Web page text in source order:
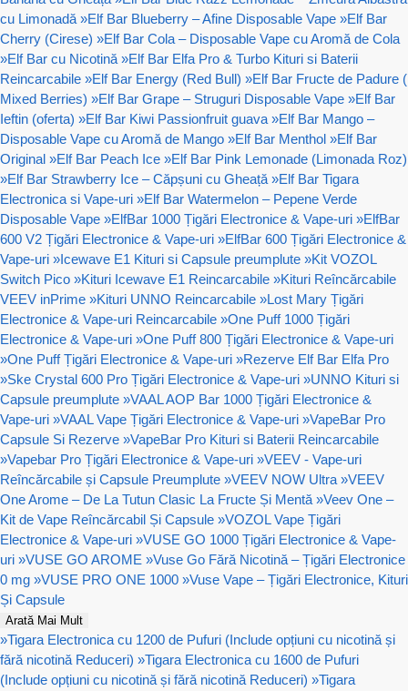
cu Limonadă »Elf Bar Blueberry – Afine Disposable Vape »Elf Bar
Cherry (Cirese) »Elf Bar Cola – Disposable Vape cu Aromă de Cola
»Elf Bar cu Nicotină »Elf Bar Elfa Pro & Turbo Kituri si Baterii
Reincarcabile »Elf Bar Energy (Red Bull) »Elf Bar Fructe de Padure (
Mixed Berries) »Elf Bar Grape – Struguri Disposable Vape »Elf Bar
Ieftin (oferta) »Elf Bar Kiwi Passionfruit guava »Elf Bar Mango –
Disposable Vape cu Aromă de Mango »Elf Bar Menthol »Elf Bar
Original »Elf Bar Peach Ice »Elf Bar Pink Lemonade (Limonada Roz)
»Elf Bar Strawberry Ice – Căpșuni cu Gheață »Elf Bar Tigara
Electronica si Vape-uri »Elf Bar Watermelon – Pepene Verde
Disposable Vape »ElfBar 1000 Țigări Electronice & Vape-uri »ElfBar
600 V2 Țigări Electronice & Vape-uri »ElfBar 600 Țigări Electronice &
Vape-uri »Icewave E1 Kituri si Capsule preumplute »Kit VOZOL
Switch Pico »Kituri Icewave E1 Reincarcabile »Kituri Reîncărcabile
VEEV inPrime »Kituri UNNO Reincarcabile »Lost Mary Țigări
Electronice & Vape-uri Reincarcabile »One Puff 1000 Țigări
Electronice & Vape-uri »One Puff 800 Țigări Electronice & Vape-uri
»One Puff Țigări Electronice & Vape-uri »Rezerve Elf Bar Elfa Pro
»Ske Crystal 600 Pro Țigări Electronice & Vape-uri »UNNO Kituri si
Capsule preumplute »VAAL AOP Bar 1000 Țigări Electronice &
Vape-uri »VAAL Vape Țigări Electronice & Vape-uri »VapeBar Pro
Capsule Si Rezerve »VapeBar Pro Kituri si Baterii Reincarcabile
»Vapebar Pro Țigări Electronice & Vape-uri »VEEV - Vape-uri
Reîncărcabile și Capsule Preumplute »VEEV NOW Ultra »VEEV
One Arome – De La Tutun Clasic La Fructe Și Mentă »Veev One –
Kit de Vape Reîncărcabil Și Capsule »VOZOL Vape Țigări
Electronice & Vape-uri »VUSE GO 1000 Țigări Electronice & Vape-
uri »VUSE GO AROME »Vuse Go Fără Nicotină – Țigări Electronice
0 mg »VUSE PRO ONE 1000 »Vuse Vape – Țigări Electronice, Kituri
Și Capsule
Arată Mai Mult
»Tigara Electronica cu 1200 de Pufuri (Include opțiuni cu nicotină și
fără nicotină Reduceri) »Tigara Electronica cu 1600 de Pufuri
(Include opțiuni cu nicotină și fără nicotină Reduceri) »Tigara